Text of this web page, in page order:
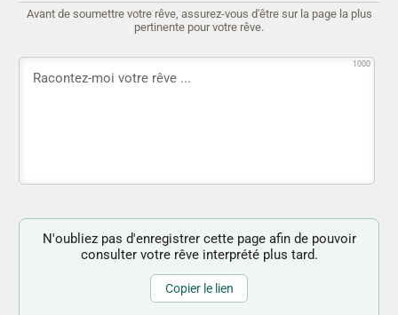
Avant de soumettre votre rêve, assurez-vous d'être sur la page la plus
pertinente pour votre rêve.
1000
N'oubliez pas d'enregistrer cette page afin de pouvoir
consulter votre rêve interprété plus tard.
Copier le lien